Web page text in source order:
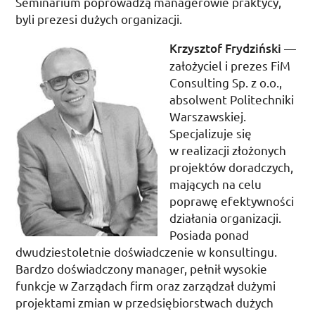
byli prezesi dużych organizacji.
Krzysztof Frydziński —
założyciel i prezes FiM
Consulting Sp. zo.o.
absolwent Politechniki
Warszawskiej.
Specjalizuje się
w realizacji złożonych
projektów doradczych,
mających na celu
poprawę efektywności
działania organizacji.
Posiada ponad
dwudziestoletnie doświadczenie w konsultingu.
Bardzo doświadczony manager, pełnił wysokie
funkcje w Zarządach firm oraz zarządzał dużymi
projektami zmian w przedsiębiorstwach dużych